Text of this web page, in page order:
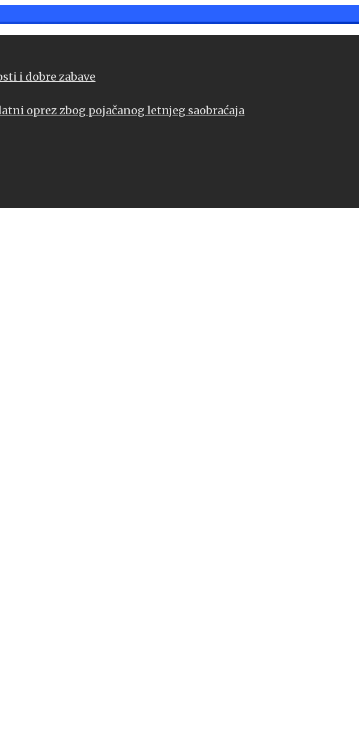
i dobre zabave
oprez zbog pojačanog letnjeg saobraćaja